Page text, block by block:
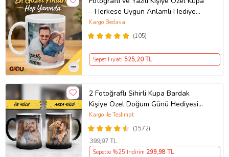
– Herkese Uygun Anlamlı Hediye
Porselen Baskılı Kupa (Beyaz)
(105)
Kargo Bedava
Sepet Fiyatı 525,20 TL
2 Fotoğraflı Sihirli Kupa Bardak
Kişiye Özel Doğum Günü Hediyesi
Sevgiliye Hediye Anneye Babaya
Ablaya Abiye Kız Erkek Kardeşe
Arkadaşa Resimli Günü Yıl Dönümü
Hediyesi
(1572)
Kargo ile Teslimat
399,97 TL
Sepette %25 İndirim 299,98 TL